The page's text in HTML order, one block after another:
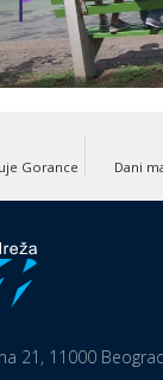
Gorance Dani
21, 11000